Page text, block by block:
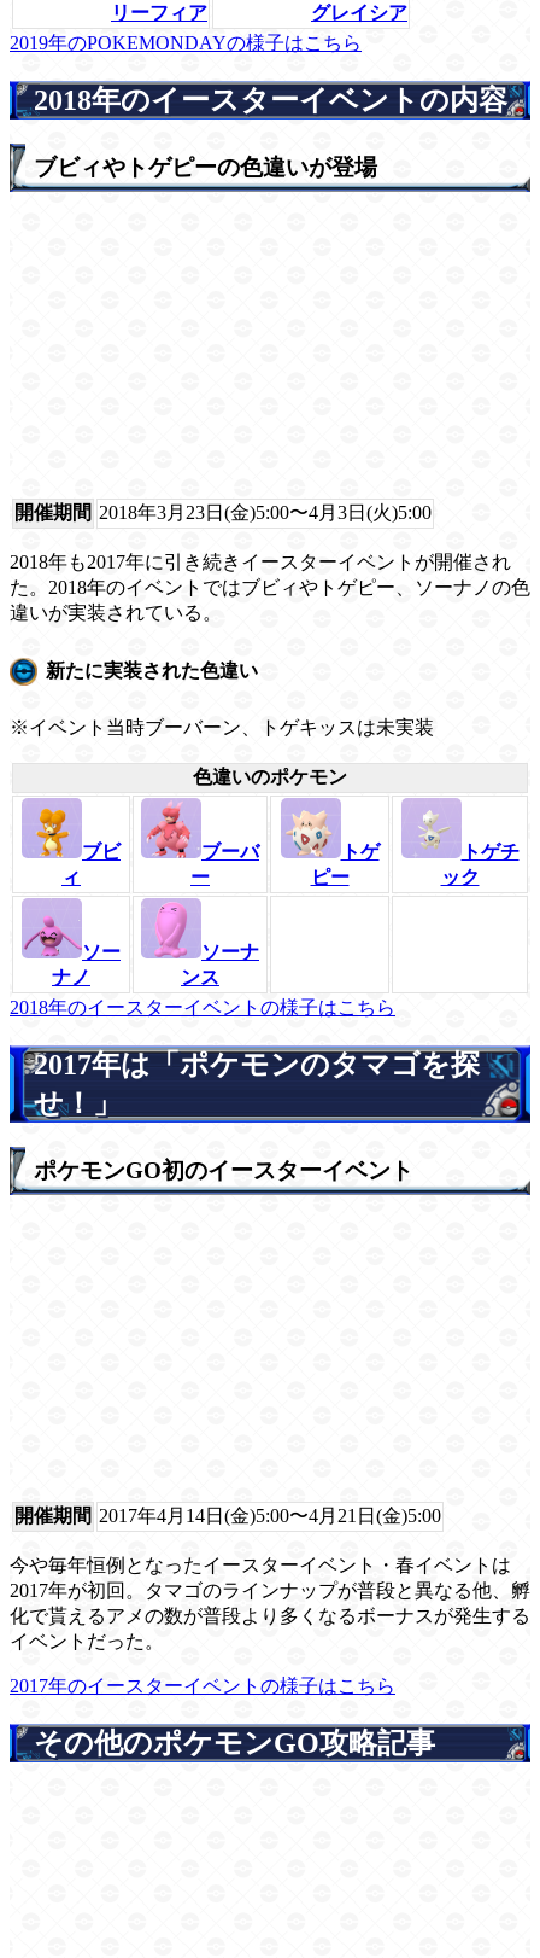
リーフィア
グレイシア
2019年のPOKEMONDAYの様子はこちら
2018年のイースターイベントの内容
ブビィやトゲピーの色違いが登場
開催期間 2018年3月23日(金)5:00〜4月3日(火)5:00
2018年も2017年に引き続きイースターイベントが開催され
た。2018年のイベントではブビィやトゲピー、ソーナノの色
違いが実装されている。
新たに実装された色違い
※イベント当時ブーバーン、トゲキッスは未実装
色違いのポケモン
ブビ
ィ
ブーバ
ー
トゲ
ピー
トゲチ
ック
ソー
ナノ
ソーナ
ンス
2018年のイースターイベントの様子はこちら
2017年は「ポケモンのタマゴを探
せ！」
ポケモンGO初のイースターイベント
開催期間 2017年4月14日(金)5:00〜4月21日(金)5:00
今や毎年恒例となったイースターイベント・春イベントは
2017年が初回。タマゴのラインナップが普段と異なる他、孵
化で貰えるアメの数が普段より多くなるボーナスが発生する
イベントだった。
2017年のイースターイベントの様子はこちら
その他のポケモンGO攻略記事